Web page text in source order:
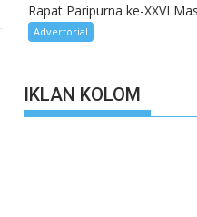
Rapat Paripurna ke-XXVI
Advertorial
IKLAN KOLOM